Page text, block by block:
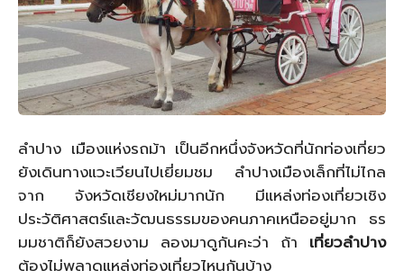
ลำปาง เมืองแห่งรถม้า เป็นอีกหนึ่งจังหวัดที่นักท่องเที่ยว
ยังเดินทางแวะเวียนไปเยี่ยมชม ลำปางเมืองเล็กที่ไม่ไกล
จาก จังหวัดเชียงใหม่มากนัก มีแหล่งท่องเที่ยวเชิง
ประวัติศาสตร์และวัฒนธรรมของคนภาคเหนืออยู่มาก ธร
มมชาติก็ยังสวยงาม ลองมาดูกันคะว่า ถ้า เที่ยวลำปาง
ต้องไม่พลาดแหล่งท่องเที่ยวไหนกันบ้าง